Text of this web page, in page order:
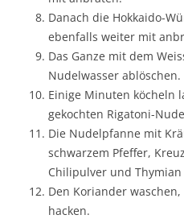
Danach die Hokkaido-
ebenfalls weiter mit
Das Ganze mit dem
Nudelwasser ablöschen.
Einige Minuten köcheln
gekochten Rigatoni-
Die Nudelpfanne mit
schwarzem Pfeffer,
Chilipulver und
Den Koriander
hacken.